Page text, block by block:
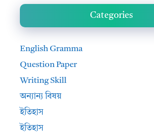
Categories
English Gramma
Question Paper
Writing Skill
অন্যান্য বিষয়
ইতিহাস
ইতিহাস